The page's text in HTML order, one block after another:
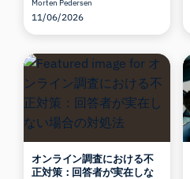
Morten Pedersen
11/06/2026
オンライン調査における不
正対策：回答者が実在しな